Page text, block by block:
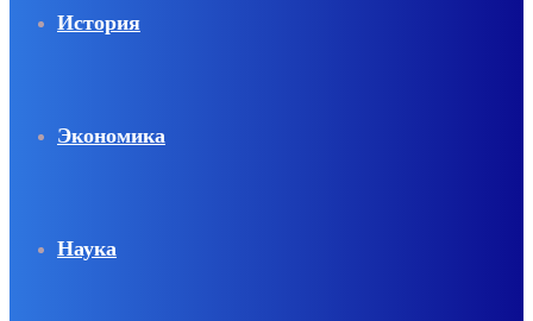
История
Экономика
Наука